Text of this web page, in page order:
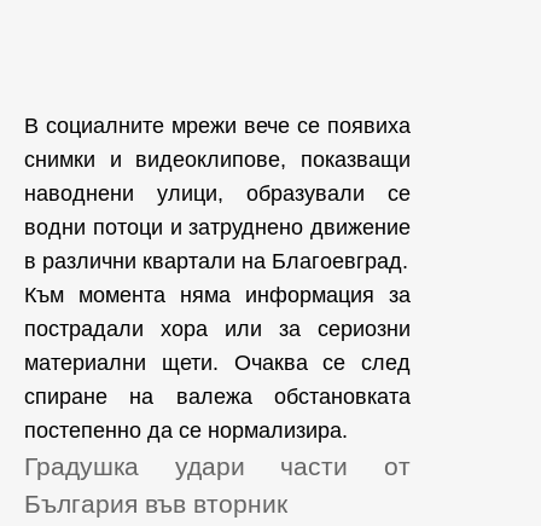
В социалните мрежи вече се появиха
снимки и видеоклипове, показващи
наводнени улици, образували се
водни потоци и затруднено движение
в различни квартали на Благоевград.
Към момента няма информация за
пострадали хора или за сериозни
материални щети. Очаква се след
спиране на валежа обстановката
постепенно да се нормализира.
Градушка удари части от
България във вторник